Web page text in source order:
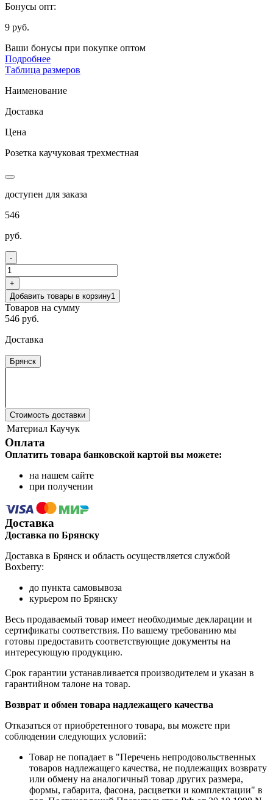
Бонусы опт:
9 руб.
Ваши бонусы при покупке оптом
Подробнее
Таблица размеров
Наименование
Доставка
Цена
Розетка каучуковая трехместная
доступен для заказа
546
руб.
-
+
Добавить товары в корзину1
Товаров на сумму
546 руб.
Доставка
Брянск
Стоимость доставки
Материал Каучук
Оплата
Оплатить товара банковской картой вы можете:
на нашем сайте
при получении
Доставка
Доставка по Брянску
Доставка в Брянск и область осуществляется службой
Boxberry:
до пункта самовывоза
курьером по Брянску
Весь продаваемый товар имеет необходимые декларации и
сертификаты соответствия. По вашему требованию мы
готовы предоставить соответствующие документы на
интересующую продукцию.
Срок гарантии устанавливается производителем и указан в
гарантийном талоне на товар.
Возврат и обмен товара надлежащего качества
Отказаться от приобретенного товара, вы можете при
соблюдении следующих условий:
Товар не попадает в "Перечень непродовольственных
товаров надлежащего качества, не подлежащих возврату
или обмену на аналогичный товар других размера,
формы, габарита, фасона, расцветки и комплектации" в